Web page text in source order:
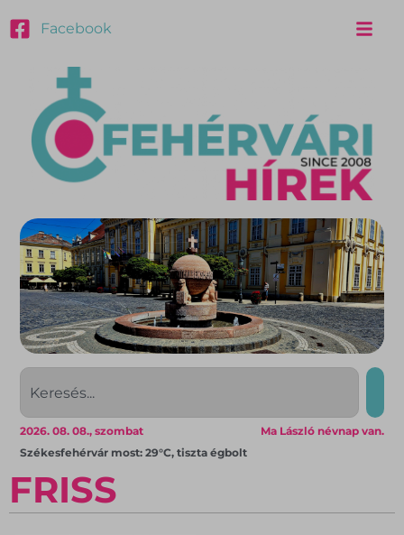
Facebook
Ma László névnap van.
2026. 08. 08., szombat
Székesfehérvár most: 29°C, tiszta égbolt
FRISS